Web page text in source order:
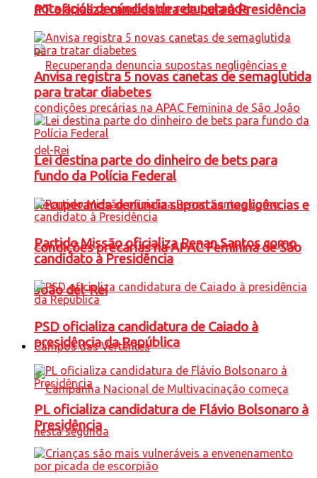
nota após denúncias de recuperanda
Recuperanda denuncia supostas negligências e
condições precárias na APAC Feminina de São
João del-Rei
Campos das Vertentes
PT oficializa candidatura de Lula à Presidência
Anvisa registra 5 novas canetas de semaglutida
para tratar diabetes
Lei destina parte do dinheiro de bets para
fundo da Polícia Federal
Partido Missão oficializa Renan Santos como
candidato à Presidência
PSD oficializa candidatura de Caiado à
presidência da República
PL oficializa candidatura de Flávio Bolsonaro à
Presidência